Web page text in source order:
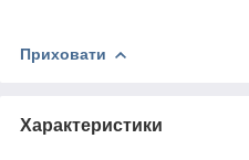
Приховати
Характеристики